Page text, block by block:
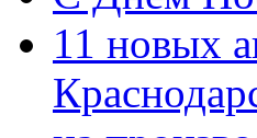
11 новых